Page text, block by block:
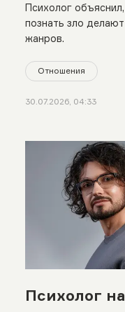
Психолог
познать зло
жанров.
Отношения
30.07.2026, 04:33
Психолог